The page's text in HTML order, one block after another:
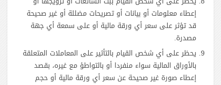
إعطاء معلومات أو بيانات أو تصريحات مضللة أو غير صحيحة
قد تؤثر على سعر أي ورقة مالية أو على سمعة أي جهة
مصدرة.
يحظر على أي شخص القيام بالتأثير على المعاملات المتعلقة
بالأوراق المالية سواء منفردا أو بالتواطؤ مع غيره، بقصد
إعطاء صورة غير صحيحة عن سعر أي ورقة مالية أو حجم